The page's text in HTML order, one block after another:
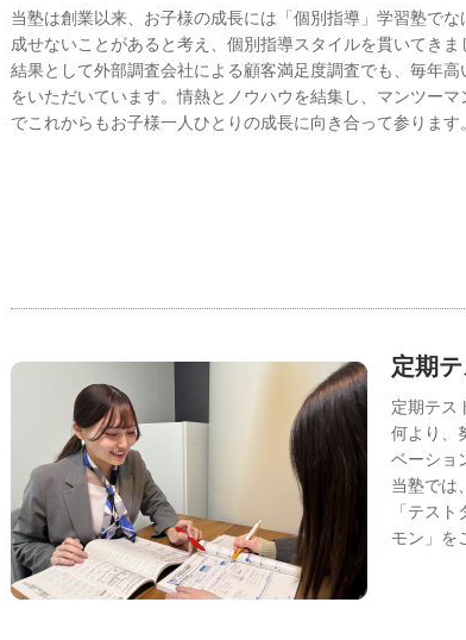
当塾は創業以来、お子様の成長には「個別指導」学習塾でな
成せないことがあると考え、個別指導スタイルを貫いてきま
結果として外部調査会社による顧客満足度調査でも、毎年高
をいただいています。情熱とノウハウを結集し、マンツーマ
でこれからもお子様一人ひとりの成長に向き合って参ります。
定期
定期テス
何より、
ベーショ
当塾では
「テス
モン」を